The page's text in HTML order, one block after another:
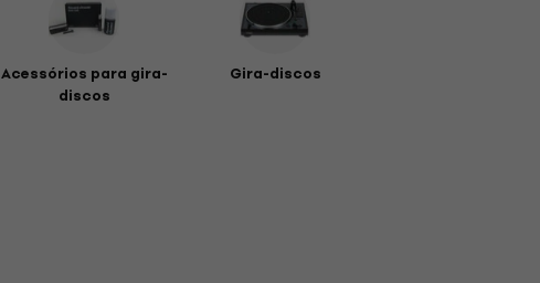
Acessórios para gira-
discos
Gira-discos